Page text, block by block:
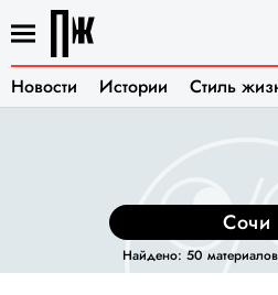
Новости Истории Стиль
сочи
Найдено: 50